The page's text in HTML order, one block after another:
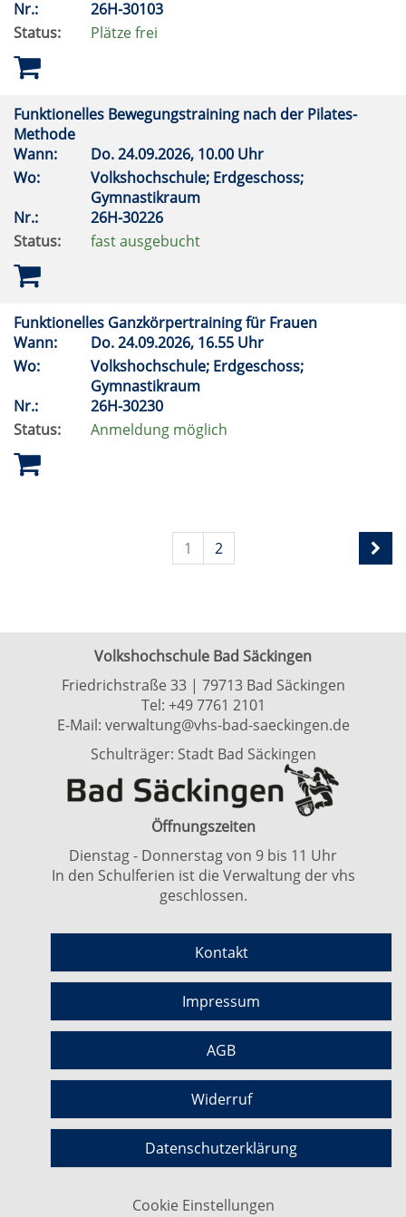
Nr.:
26H-30103
Status:
Plätze frei
Funktionelles Bewegungstraining nach der Pilates-
Methode
Wann:
Do.24.09.2026, 10.00 Uhr
Wo:
Volkshochschule; Erdgeschoss;
Gymnastikraum
Nr.:
26H-30226
Status:
fast ausgebucht
Funktionelles Ganzkörpertraining für Frauen
Wann:
Do.24.09.2026, 16.55 Uhr
Wo:
Volkshochschule; Erdgeschoss;
Gymnastikraum
Nr.:
26H-30230
Status:
Anmeldung möglich
1 2
Volkshochschule Bad Säckingen
Friedrichstraße 33 | 79713 Bad Säckingen
Tel: +49 7761 2101
E-Mail: verwaltung@vhs-bad-saeckingen.de
Schulträger: Stadt Bad Säckingen
Öffnungszeiten
Dienstag - Donnerstag von 9 bis 11 Uhr
In den Schulferien ist die Verwaltung der vhs
geschlossen.
Kontakt
Impressum
AGB
Widerruf
Datenschutzerklärung
Cookie Einstellungen